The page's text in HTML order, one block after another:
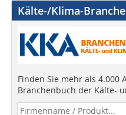
Kälte-/Klima-
Finden Sie mehr als 4.000
Branchenbuch der Kälte-